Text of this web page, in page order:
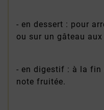
- en dessert : pour
ou sur un gâteau
- en digestif : à la fin
note fruitée.